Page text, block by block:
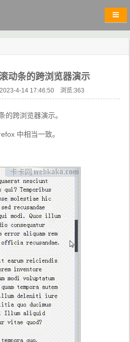
动条的跨浏览器演示
4-14 17:46:50 浏览:363
的跨浏览器演示。
中相当一致。